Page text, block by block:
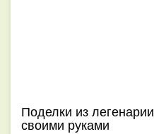
Поделки из легенарии
своими руками